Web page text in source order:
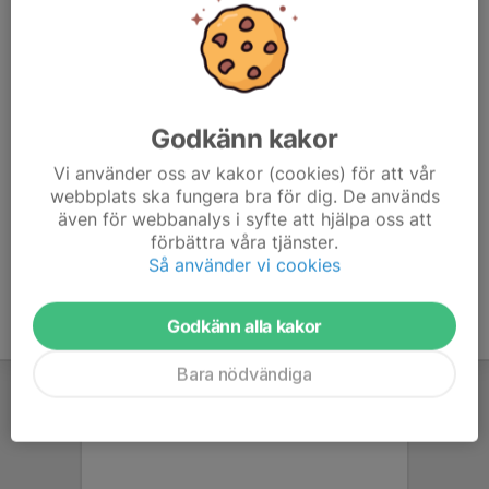
0 kommentarer
I gruppen "Dans 5-6 år" fokuserar vi på rörelseglädje till musik.
Föräldrar väntar i omklädningsrummet under träningspasset.
Läs mer
Godkänn kakor
Vi använder oss av kakor (cookies) för att vår
webbplats ska fungera bra för dig. De används
även för webbanalys i syfte att hjälpa oss att
förbättra våra tjänster.
Så använder vi cookies
Godkänn alla kakor
Bara nödvändiga